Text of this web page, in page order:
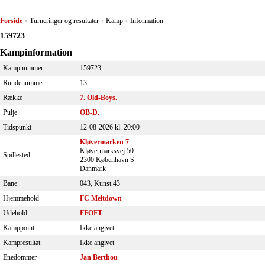
Forside > Turneringer og resultater > Kamp > Information
159723
Kampinformation
Kampnummer
159723
Rundenummer
13
Række
7. Old-Boys.
Pulje
OB-D.
Tidspunkt
12-08-2026 kl. 20:00
Spillested
Kløvermarken 7
Kløvermarksvej 50
2300 København S
Danmark
Bane
043, Kunst 43
Hjemmehold
FC Meltdown
Udehold
FFOFT
Kamppoint
Ikke angivet
Kampresultat
Ikke angivet
Enedommer
Jan Berthou